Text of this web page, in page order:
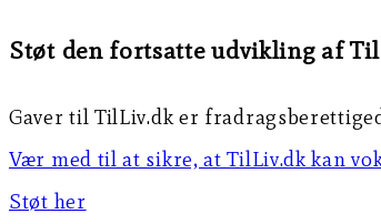
Støt den fortsatte udvikling af
Gaver til TilLiv.dk er
Vær med til at sikre, at TilLiv.dk kan
Støt her